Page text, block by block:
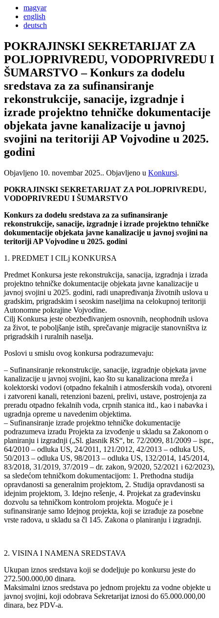
magyar
english
deutsch
POKRAJINSKI SEKRETARIJAT ZA
POLJOPRIVREDU, VODOPRIVREDU I
ŠUMARSTVO – Konkurs za dodelu
sredstava za za sufinansiranje
rekonstrukcije, sanacije, izgradnje i
izrade projektno tehničke dokumentacije
objekata javne kanalizacije u javnoj
svojini na teritoriji AP Vojvodine u 2025.
godini
Objavljeno 10. novembar 2025.. Objavljeno u Konkursi.
POKRAJINSKI SEKRETARIJAT ZA POLJOPRIVREDU,
VODOPRIVREDU I ŠUMARSTVO
Konkurs za dodelu sredstava za za sufinansiranje
rekonstrukcije, sanacije, izgradnje i izrade projektno tehničke
dokumentacije objekata javne kanalizacije u javnoj svojini na
teritoriji AP Vojvodine u 2025. godini
1. PREDMET I CILj KONKURSA
Predmet Konkursa jeste rekonstrukcija, sanacija, izgradnja i izrada
projektno tehničke dokumentacije objekata javne kanalizacije u
javnoj svojini u 2025. godini, radi unapređivanja životnih uslova u
gradskim, prigradskim i seoskim naseljima na celokupnoj teritoriji
Autonomne pokrajine Vojvodine.
Cilj Konkursa jeste obezbeđivanjem osnovnih, neophodnih uslova
za život, te poboljšanje istih, sprečavanje migracije stanovništva iz
prigradskih i ruralnih naselja.
Poslovi u smislu ovog konkursa podrazumevaju:
– Sufinansiranje rekonstrukcije, sanacije, izgradnje objekata javne
kanalizacije u javnoj svojini, kao što su kanalizaciona mreža i
kolektorski vodovi (otpadno fekalnih i atmosferskih voda), otvoreni
i zatvoreni kanali, retenzioni bazeni, prelivi, ustave, postrojenja za
preradu otpadno fekalnih voda, crpnih stanica itd., kao i nabavka i
ugradnja opreme u navedenim objektima.
– Sufinansiranje izrade projektno tehničke dokumentacije
podrazumeva izradu Projekta za izvođenje u skladu sa Zakonom o
planiranju i izgradnji („Sl. glasnik RS“, br. 72/2009, 81/2009 – ispr.,
64/2010 – odluka US, 24/2011, 121/2012, 42/2013 – odluka US,
50/2013 – odluka US, 98/2013 – odluka US, 132/2014, 145/2014,
83/2018, 31/2019, 37/2019 – dr. zakon, 9/2020, 52/2021 i 62/2023),
sa sledećom tehničkom dokumentacijom: 1. Prethodna studija
opravdanosti sa generalnim projektom, 2. Studija opravdanosti sa
idejnim projektom, 3. Idejno rešenje, 4. Projekat za građevinsku
dozvolu sa tehničkom kontrolom projekta. Moguće je i
sufinansiranje samo Idejnog projekta, koji se izrađuje za posebne
vrste radova, u skladu sa čl 145. Zakona o planiranju i izgradnji.
2. VISINA I NAMENA SREDSTAVA
Ukupan iznos sredstava koji se dodeljuje po konkursu jeste do
272.500.000,00 dinara.
Maksimalni iznos sredstava po jednom projektu za vodne objekte u
javnoj svojini, koji odobrava Sekretarijat iznosi do 65.000.000,00
dinara, bez PDV-a.